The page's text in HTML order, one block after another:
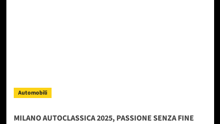
Automobili
MILANO AUTOCLASSICA 2025, PASSIONE SENZA FINE